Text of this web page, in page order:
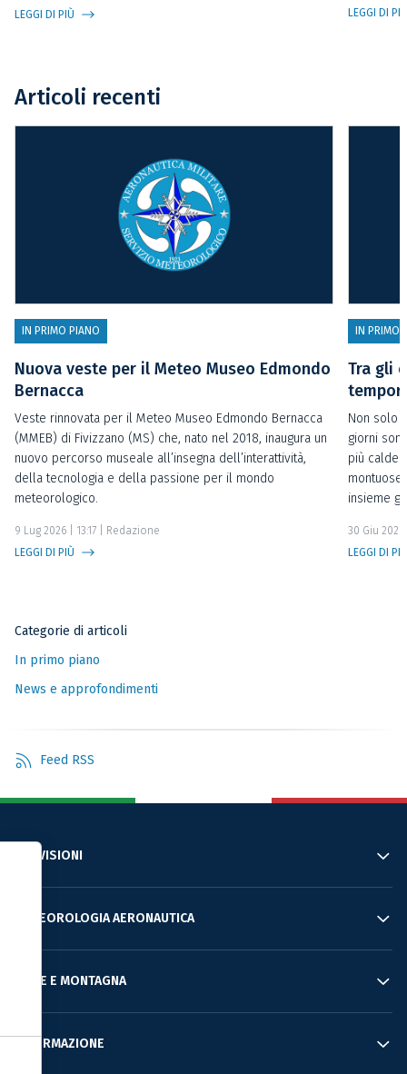
LEGGI DI PIÙ
LEGGI DI
Articoli recenti
IN PRIMO PIANO
Nuova veste per il Meteo Museo Edmondo
Bernacca
Veste rinnovata per il Meteo Museo Edmondo Bernacca
(MMEB) di Fivizzano (MS) che, nato nel 2018, inaugura un
nuovo percorso museale all’insegna dell’interattività,
della tecnologia e della passione per il mondo
meteorologico.
9 Lug 2026 | 13:17 | Redazione
LEGGI DI PIÙ
IN PRIMO
Tra gli
Non solo
giorni
più calde
insieme
30 Giu
LEGGI DI
Categorie di articoli
In primo piano
News e approfondimenti
Feed RSS
PREVISIONI
METEOROLOGIA AERONAUTICA
MARE E MONTAGNA
INFORMAZIONE